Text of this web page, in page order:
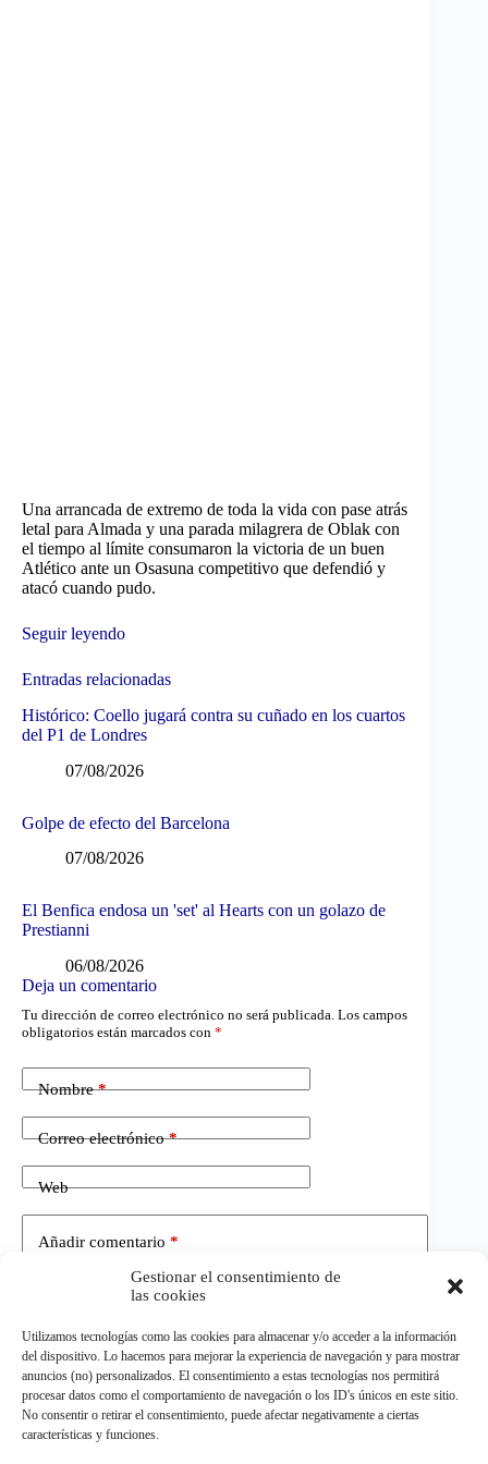
Gestionar el consentimiento de
las cookies
Utilizamos tecnologías como las cookies para almacenar y/o acceder a la información
del dispositivo. Lo hacemos para mejorar la experiencia de navegación y para mostrar
anuncios (no) personalizados. El consentimiento a estas tecnologías nos permitirá
procesar datos como el comportamiento de navegación o los ID's únicos en este sitio.
No consentir o retirar el consentimiento, puede afectar negativamente a ciertas
características y funciones.
Una arrancada de extremo de toda la vida con pase atrás
letal para Almada y una parada milagrera de Oblak con
el tiempo al límite consumaron la victoria de un buen
Atlético ante un Osasuna competitivo que defendió y
atacó cuando pudo.
Seguir leyendo
Entradas relacionadas
Histórico: Coello jugará contra su cuñado en los cuartos
del P1 de Londres
07/08/2026
Golpe de efecto del Barcelona
07/08/2026
El Benfica endosa un 'set' al Hearts con un golazo de
Prestianni
06/08/2026
Deja un comentario
Tu dirección de correo electrónico no será publicada. Los campos
obligatorios están marcados con *
Nombre*
Correo electrónico*
Web
Añadir comentario *
Publicar el comentario